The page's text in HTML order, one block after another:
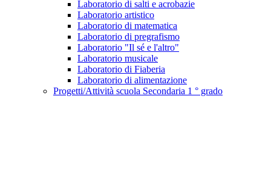
Laboratorio di salti e acrobazie
Laboratorio artistico
Laboratorio di matematica
Laboratorio di pregrafismo
Laboratorio "Il sé e l'altro"
Laboratorio musicale
Laboratorio di Fiaberia
Laboratorio di alimentazione
Progetti/Attività scuola Secondaria 1 ° grado